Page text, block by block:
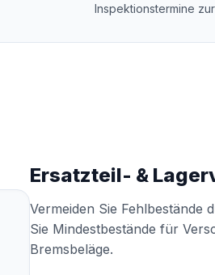
Inspektionstermine
Ersatzteil- &
Vermeiden Sie Fehlbestände
Sie Mindestbestände für
Bremsbeläge.